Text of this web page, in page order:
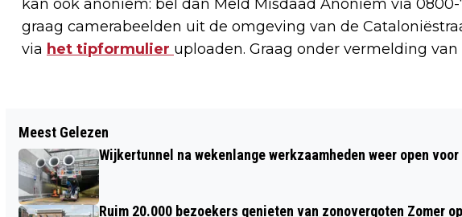
kan ook anoniem: bel dan Meld Misdaad Anoniem via
graag camerabeelden uit de omgeving van de
via het tipformulier uploaden. Graag onder vermelding
TIM UIT HOOFDDORP FIETST 5000
KILOMETER DOOR AMERIKA VOOR
DOCHTERTJE MET USHERSYNDROOM
KOEKJES
Meest Gelezen
Wijkertunnel na wekenlange werkzaamheden weer open
Ruim 20.000 bezoekers genieten van zonovergoten Zomer